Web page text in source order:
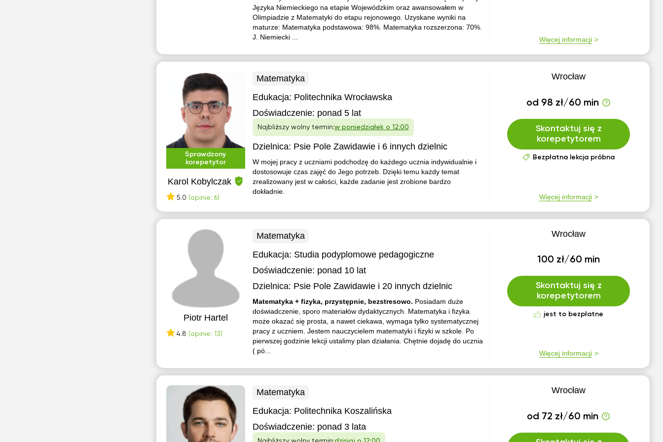
Języka Niemieckiego na etapie Wojewódzkim oraz awansowałem w
Olimpiadzie z Matematyki do etapu rejonowego. Uzyskane wyniki na
maturze: Matematyka podstawowa: 98%. Matematyka rozszerzona: 70%.
J. Niemiecki ...
Więcej informacji
Sprawdzony
korepetytor
Karol Kobylczak
5.0 (opinie: 6)
Matematyka
Edukacja: Politechnika Wrocławska
Doświadczenie: ponad 5 lat
Najbliższy wolny termin:w poniedziałek o 12:00
Dzielnica: Psie Pole Zawidawiei 6 innych dzielnic
W mojej pracy z uczniami podchodzę do każdego ucznia indywidualnie i
dostosowuje czas zajęć do Jego potrzeb. Dzięki temu każdy temat
zrealizowany jest w całości, każde zadanie jest zrobione bardzo
dokładnie.
Wrocław
od 98 zł/60 min
Skontaktuj się z
korepetytorem
Bezpłatna lekcja próbna
Więcej informacji
Piotr Hartel
4.8 (opinie: 13)
Matematyka
Edukacja: Studia podyplomowe pedagogiczne
Doświadczenie: ponad 10 lat
Dzielnica: Psie Pole Zawidawiei 20 innych dzielnic
Matematyka + fizyka, przystępnie, bezstresowo. Posiadam duże
doświadczenie, sporo materiałów dydaktycznych. Matematyka i fizyka
może okazać się prosta, a nawet ciekawa, wymaga tylko systematycznej
pracy z uczniem. Jestem nauczycielem matematyki i fizyki w szkole. Po
pierwszej godzinie lekcji ustalimy plan działania. Chętnie dojadę do ucznia
( pó...
Wrocław
100 zł/60 min
Skontaktuj się z
korepetytorem
jest to bezpłatne
Więcej informacji
Matematyka
Edukacja: Politechnika Koszalińska
Doświadczenie: ponad 3 lata
Wrocław
od 72 zł/60 min